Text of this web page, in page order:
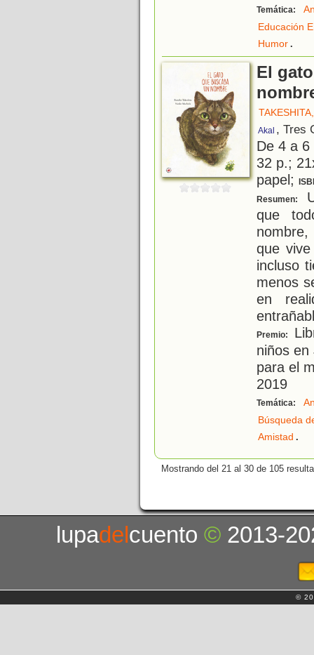
Temática:
Educación
Humor.
El
Akal , Tres
De 4 a
32 p.;
papel;
Resumen:
que
que
incluso
menos
en
Premio:
niños
para el
2019
Temática:
Búsqueda
Amistad .
Mostrando del 21 al 30 de 105
lupadelcuento© 2013-
©